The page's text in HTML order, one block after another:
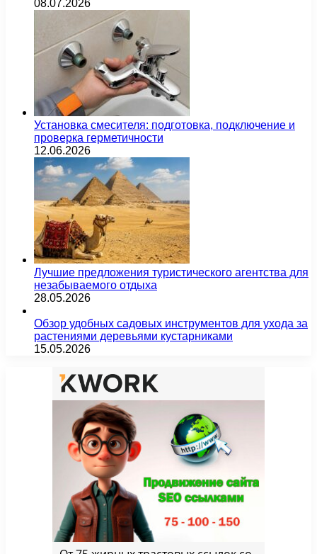
08.07.2026
Установка смесителя: подготовка, подключение и
проверка герметичности
12.06.2026
Лучшие предложения туристического агентства для
незабываемого отдыха
28.05.2026
Обзор удобных садовых инструментов для ухода за
растениями деревьями кустарниками
15.05.2026